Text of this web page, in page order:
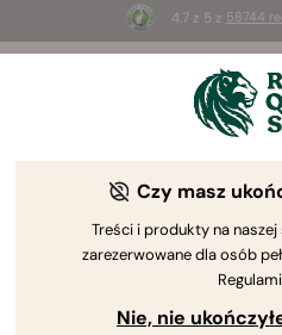
4.7 z 5 z 58744
3 nasiona White
Czy masz
Treści i produkty na
zarezerwowane dla osób
Nie, nie